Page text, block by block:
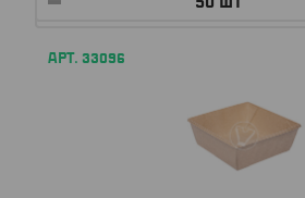
АРТ. 33096